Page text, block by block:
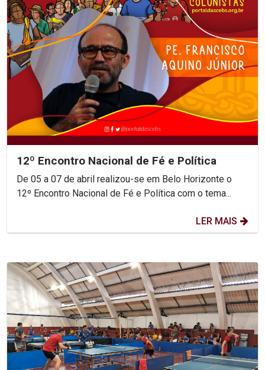
12º Encontro Nacional de Fé e Política
De 05 a 07 de abril realizou-se em Belo Horizonte o
12º Encontro Nacional de Fé e Política com o tema...
LER MAIS